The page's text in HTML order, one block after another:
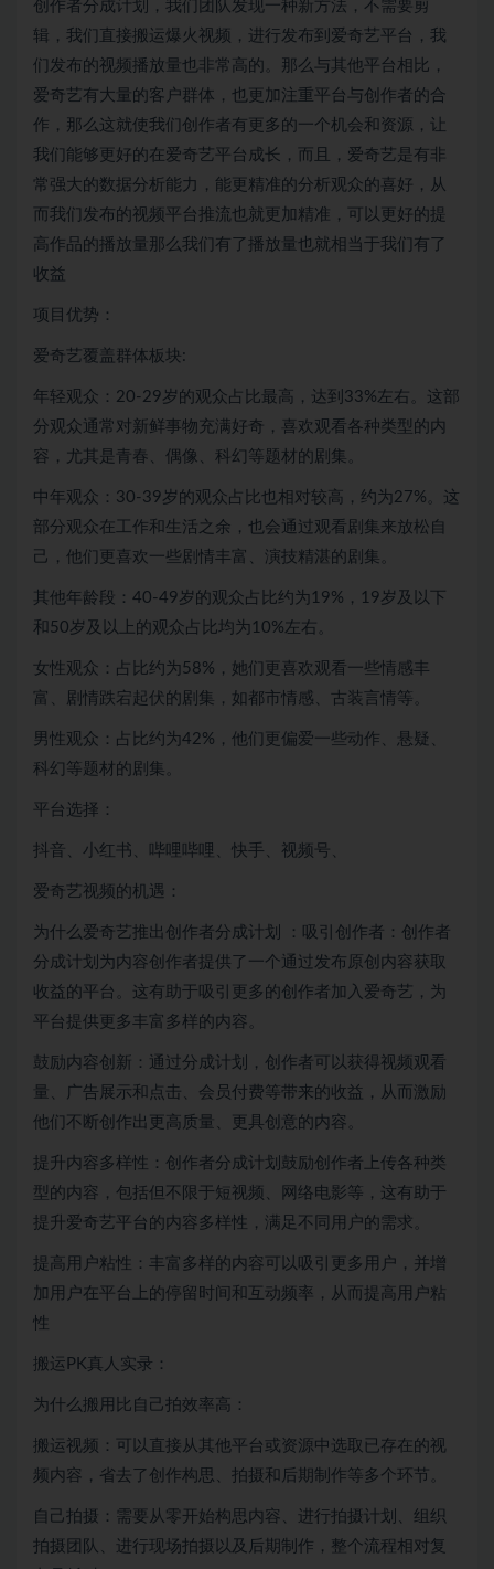
创作者分成计划，我们团队发现一种新方法，不需要剪
辑，我们直接搬运爆火视频，进行发布到爱奇艺平台，我
们发布的视频播放量也非常高的。那么与其他平台相比，
爱奇艺有大量的客户群体，也更加注重平台与创作者的合
作，那么这就使我们创作者有更多的一个机会和资源，让
我们能够更好的在爱奇艺平台成长，而且，爱奇艺是有非
常强大的数据分析能力，能更精准的分析观众的喜好，从
而我们发布的视频平台推流也就更加精准，可以更好的提
高作品的播放量那么我们有了播放量也就相当于我们有了
收益
项目优势：
爱奇艺覆盖群体板块:
年轻观众：20-29岁的观众占比最高，达到33%左右。这部
分观众通常对新鲜事物充满好奇，喜欢观看各种类型的内
容，尤其是青春、偶像、科幻等题材的剧集。
中年观众：30-39岁的观众占比也相对较高，约为27%。这
部分观众在工作和生活之余，也会通过观看剧集来放松自
己，他们更喜欢一些剧情丰富、演技精湛的剧集。
其他年龄段：40-49岁的观众占比约为19%，19岁及以下
和50岁及以上的观众占比均为10%左右。
女性观众：占比约为58%，她们更喜欢观看一些情感丰
富、剧情跌宕起伏的剧集，如都市情感、古装言情等。
男性观众：占比约为42%，他们更偏爱一些动作、悬疑、
科幻等题材的剧集。
平台选择：
抖音、小红书、哔哩哔哩、快手、视频号、
爱奇艺视频的机遇：
为什么爱奇艺推出创作者分成计划 ：吸引创作者：创作者
分成计划为内容创作者提供了一个通过发布原创内容获取
收益的平台。这有助于吸引更多的创作者加入爱奇艺，为
平台提供更多丰富多样的内容。
鼓励内容创新：通过分成计划，创作者可以获得视频观看
量、广告展示和点击、会员付费等带来的收益，从而激励
他们不断创作出更高质量、更具创意的内容。
提升内容多样性：创作者分成计划鼓励创作者上传各种类
型的内容，包括但不限于短视频、网络电影等，这有助于
提升爱奇艺平台的内容多样性，满足不同用户的需求。
提高用户粘性：丰富多样的内容可以吸引更多用户，并增
加用户在平台上的停留时间和互动频率，从而提高用户粘
性
搬运PK真人实录：
为什么搬用比自己拍效率高：
搬运视频：可以直接从其他平台或资源中选取已存在的视
频内容，省去了创作构思、拍摄和后期制作等多个环节。
自己拍摄：需要从零开始构思内容、进行拍摄计划、组织
拍摄团队、进行现场拍摄以及后期制作，整个流程相对复